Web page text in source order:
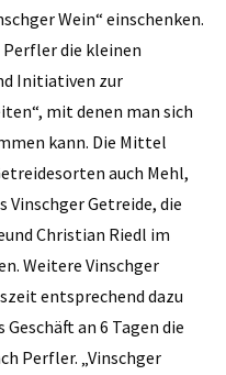
Wein“ einschenken.
die kleinen
Initiativen zur
mit denen man sich
kann. Die Mittel
auch Mehl,
Vinschger Getreide, die
Christian Riedl im
Weitere Vinschger
entsprechend dazu
an 6 Tagen die
Perfler. „Vinschger